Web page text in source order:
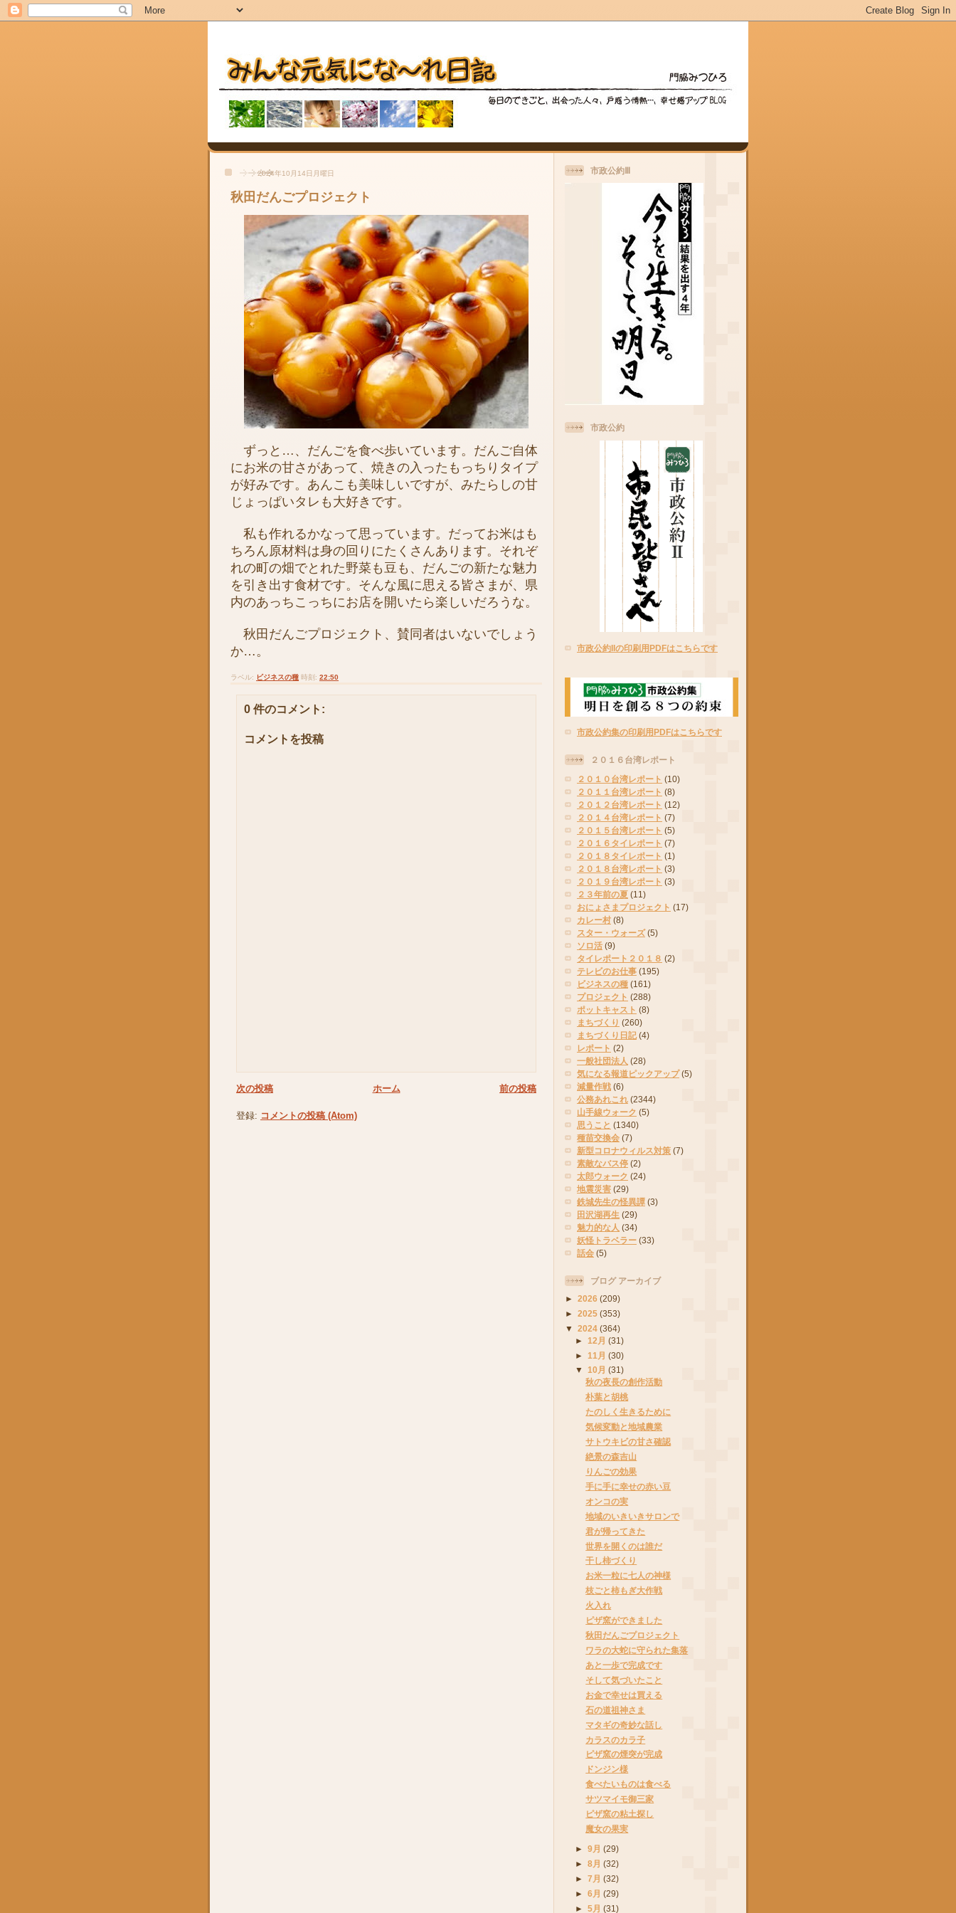
2024年10月14日月曜日
秋田だんごプロジェクト
ずっと…、だんごを食べ歩いています。だんご自体
にお米の甘さがあって、焼きの入ったもっちりタイプ
が好みです。あんこも美味しいですが、みたらしの甘
じょっぱいタレも大好きです。
私も作れるかなって思っています。だってお米はも
ちろん原材料は身の回りにたくさんあります。それぞ
れの町の畑でとれた野菜も豆も、だんごの新たな魅力
を引き出す食材です。そんな風に思える皆さまが、県
内のあっちこっちにお店を開いたら楽しいだろうな。
秋田だんごプロジェクト、賛同者はいないでしょう
か…。
ラベル: ビジネスの種 時刻: 22:50
0 件のコメント:
コメントを投稿
次の投稿 前の投稿
ホーム
登録: コメントの投稿 (Atom)
市政公約Ⅲ
市政公約
市政公約IIの印刷用PDFはこちらです
市政公約集の印刷用PDFはこちらです
２０１６台湾レポート
２０１０台湾レポート (10)
２０１１台湾レポート (8)
２０１２台湾レポート (12)
２０１４台湾レポート (7)
２０１５台湾レポート (5)
２０１６タイレポート (7)
２０１８タイレポート (1)
２０１８台湾レポート (3)
２０１９台湾レポート (3)
２３年前の夏 (11)
おにょさまプロジェクト (17)
カレー村 (8)
スター・ウォーズ (5)
ソロ活 (9)
タイレポート２０１８ (2)
テレビのお仕事 (195)
ビジネスの種 (161)
プロジェクト (288)
ポットキャスト (8)
まちづくり (260)
まちづくり日記 (4)
レポート (2)
一般社団法人 (28)
気になる報道ピックアップ (5)
減量作戦 (6)
公務あれこれ (2344)
山手線ウォーク (5)
思うこと (1340)
種苗交換会 (7)
新型コロナウィルス対策 (7)
素敵なバス停 (2)
太郎ウォーク (24)
地震災害 (29)
鉄城先生の怪異譚 (3)
田沢湖再生 (29)
魅力的な人 (34)
妖怪トラベラー (33)
話会 (5)
ブログ アーカイブ
► 2026 (209)
► 2025 (353)
▼ 2024 (364)
► 12月(31)
► 11月(30)
▼ 10月(31)
秋の夜長の創作活動
朴葉と胡桃
たのしく生きるために
気候変動と地域農業
サトウキビの甘さ確認
絶景の森吉山
りんごの効果
手に手に幸せの赤い豆
オンコの実
地域のいきいきサロンで
君が帰ってきた
世界を開くのは誰だ
干し柿づくり
お米一粒に七人の神様
枝ごと柿もぎ大作戦
火入れ
ピザ窯ができました
秋田だんごプロジェクト
ワラの大蛇に守られた集落
あと一歩で完成です
そして気づいたこと
お金で幸せは買える
石の道祖神さま
マタギの奇妙な話し
カラスのカラ子
ピザ窯の煙突が完成
ドンジン様
食べたいものは食べる
サツマイモ御三家
ピザ窯の粘土探し
魔女の果実
►9月(29)
►8月(32)
►7月(32)
►6月(29)
►5月(31)